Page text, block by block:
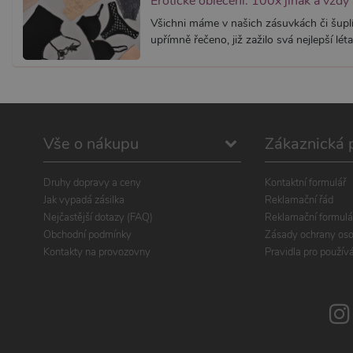
Všichni máme v našich zásuvkách či
upřímně řečeno, již zažilo svá nejlepší
Vše o nákupu
Druhy dopravy a ceny
Jak vypadá zásilka
Nejčastější dotazy (FAQ)
Obchodní podmínky
Kontakty na provozovny
Zákaznická
Kontaktní formulář
Reklamační řád
Reklamační
Zásady ochrany
Pravidla pro